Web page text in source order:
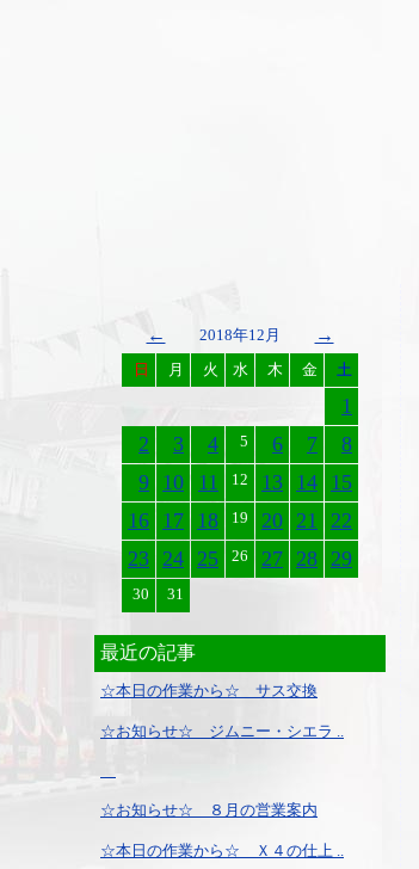
← 2018年12月 →
日 月 火 水 木 金 土
1
2
3 4 5 6 7
8
9 10 11 12 13 14 15
16 17 18 19 20 21 22
23 24 25 26 27 28 29
30 31
最近の記事
☆本日の作業から☆ サス交換
☆お知らせ☆ ジムニー・シエラ ..
☆お知らせ☆ ８月の営業案内
☆本日の作業から☆ Ｘ４の仕上 ..